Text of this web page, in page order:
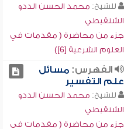
للشيخ: محمد الحسن الددو
الشنقيطي
جزء من محاضرة ( مقدمات في
العلوم الشرعية [6])
الفهرس:مسائل
علم التفسير
للشيخ: محمد الحسن الددو
الشنقيطي
جزء من محاضرة ( مقدمات في